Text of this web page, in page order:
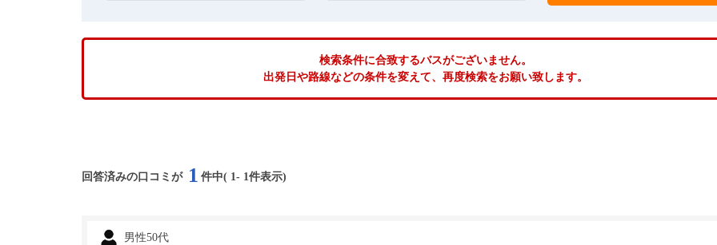
検索条件に合致するバスがございません。
出発日や路線などの条件を変えて、再度検索をお願い致します。
回答済みの口コミが 1 件中( 1- 1件表示)
男性50代